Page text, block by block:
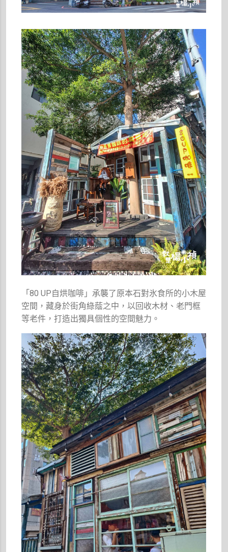
「80 UP自烘咖啡」承襲了原本石對氷食所的小木屋
空間，藏身於街角綠蔭之中，以回收木材、老門框
等老件，打造出獨具個性的空間魅力。